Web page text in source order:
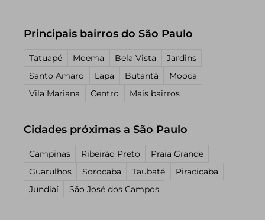
Principais bairros do São Paulo
Tatuapé Moema Bela Vista
Jardins
Santo Amaro
Lapa Butantã
Mooca
Vila Mariana
Centro Mais bairros
Cidades próximas a São Paulo
Campinas Ribeirão Preto
Praia Grande
Guarulhos
Sorocaba Taubaté
Piracicaba
Jundiaí
São José dos Campos